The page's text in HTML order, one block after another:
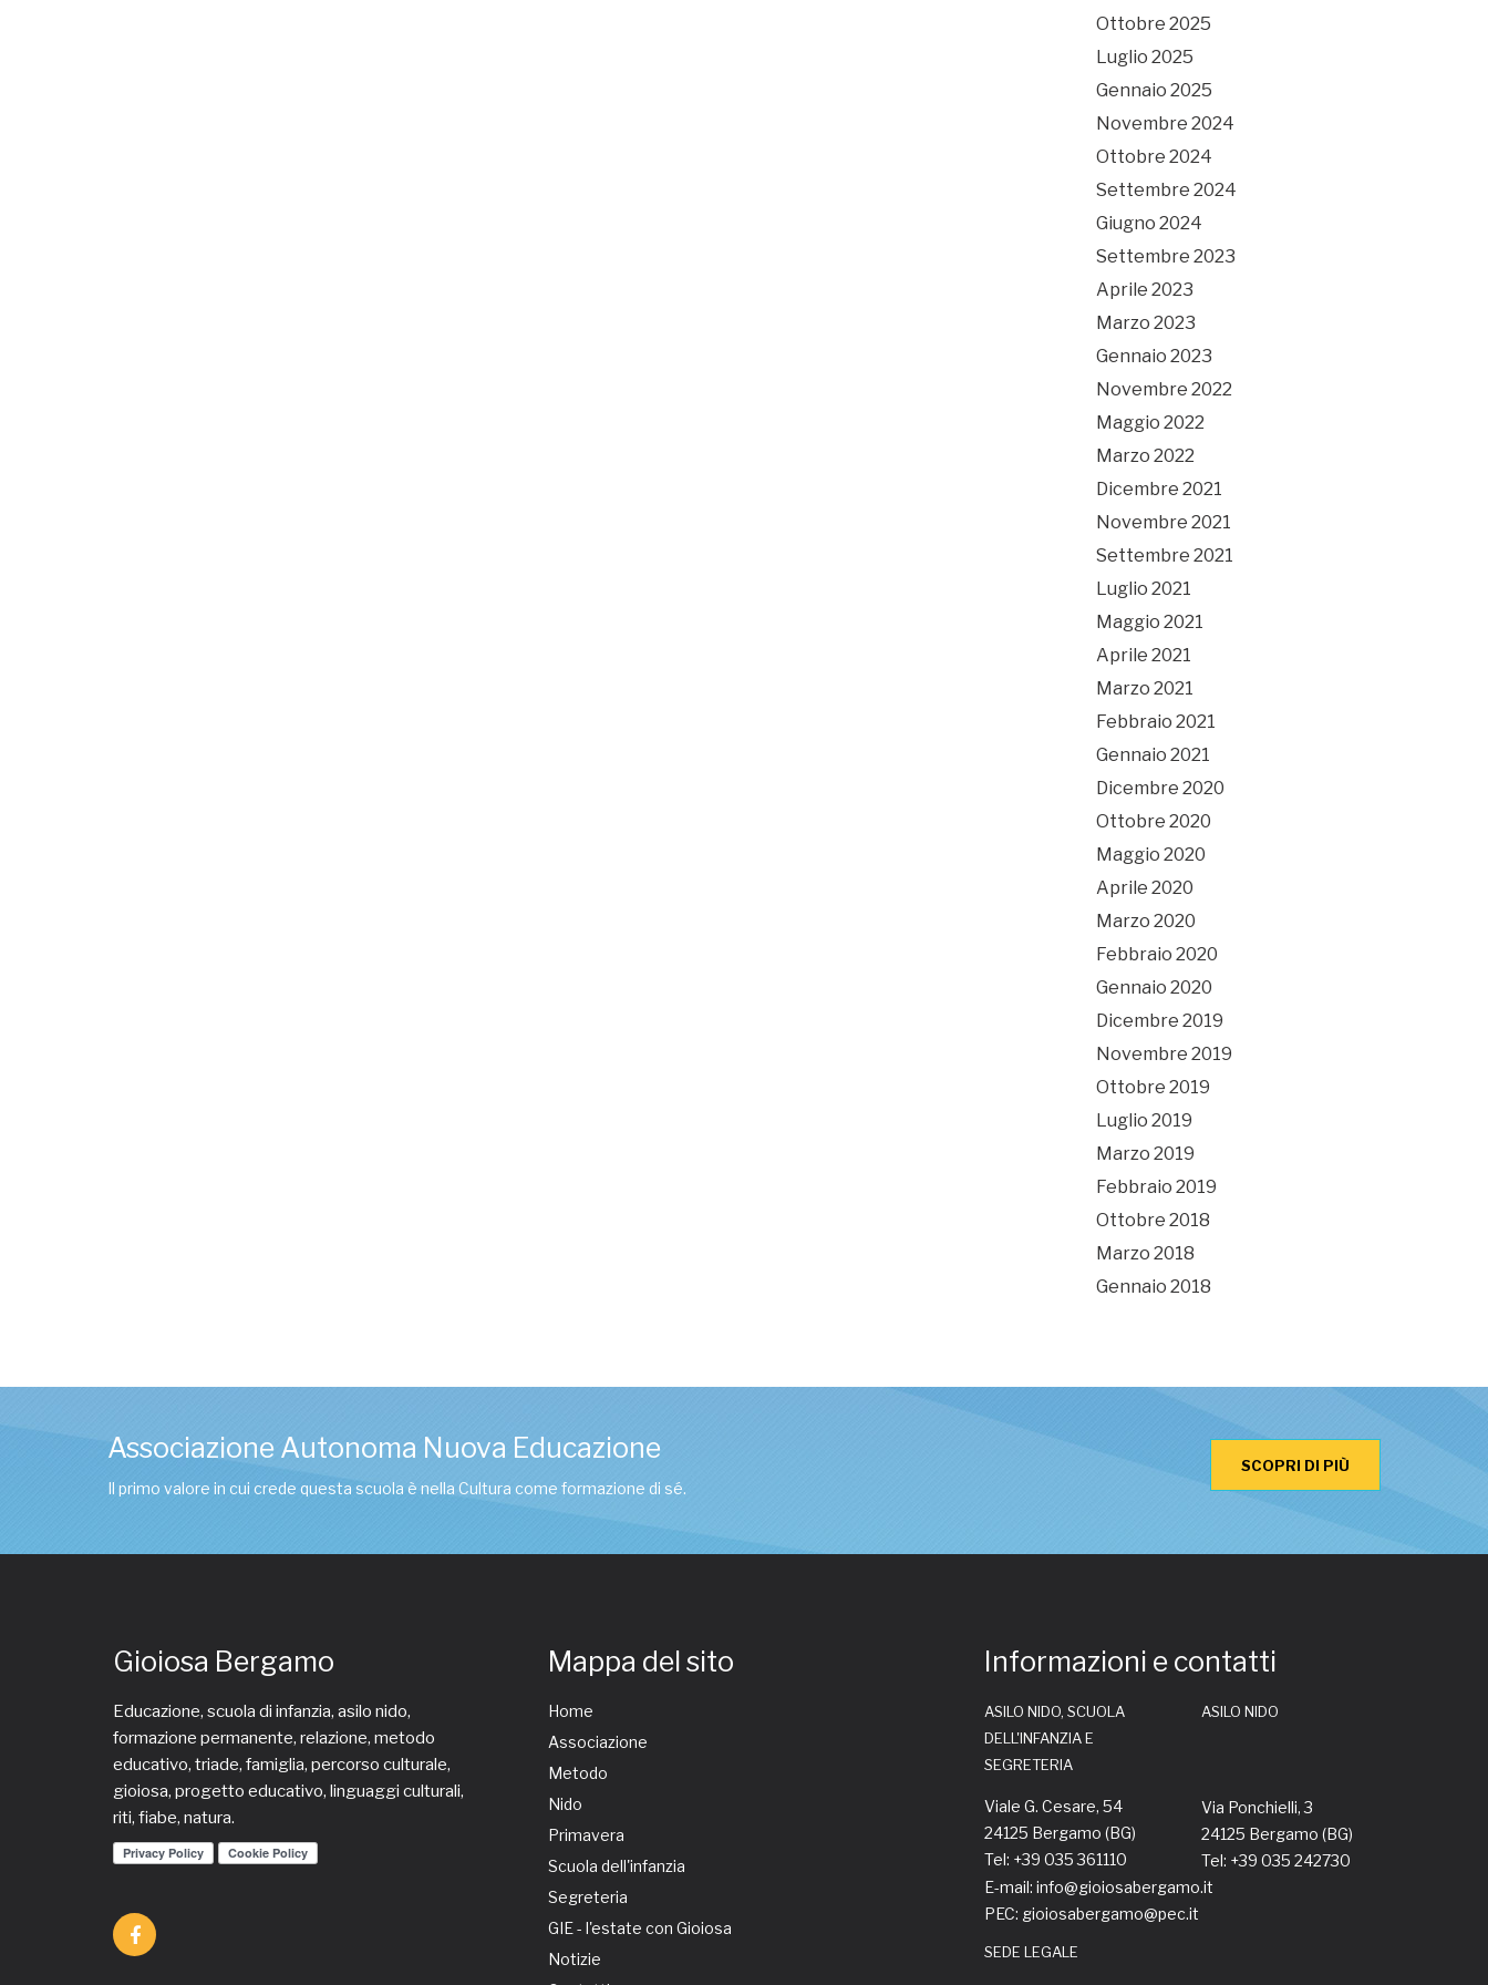
Ottobre 2025
Luglio 2025
Gennaio 2025
Novembre 2024
Ottobre 2024
Settembre 2024
Giugno 2024
Settembre 2023
Aprile 2023
Marzo 2023
Gennaio 2023
Novembre 2022
Maggio 2022
Marzo 2022
Dicembre 2021
Novembre 2021
Settembre 2021
Luglio 2021
Maggio 2021
Aprile 2021
Marzo 2021
Febbraio 2021
Gennaio 2021
Dicembre 2020
Ottobre 2020
Maggio 2020
Aprile 2020
Marzo 2020
Febbraio 2020
Gennaio 2020
Dicembre 2019
Novembre 2019
Ottobre 2019
Luglio 2019
Marzo 2019
Febbraio 2019
Ottobre 2018
Marzo 2018
Gennaio 2018
Associazione Autonoma Nuova Educazione
Il primo valore in cui crede questa scuola è nella Cultura come formazione di sé.
SCOPRI DI PIÙ
Gioiosa Bergamo
Educazione, scuola di infanzia, asilo nido,
formazione permanente, relazione, metodo
educativo, triade, famiglia, percorso culturale,
gioiosa, progetto educativo, linguaggi culturali,
riti, fiabe, natura.
Mappa del sito
Home
Associazione
Metodo
Nido
Primavera
Scuola dell'infanzia
Segreteria
GIE - l'estate con Gioiosa
Notizie
Informazioni e contatti
ASILO NIDO, SCUOLA
DELL'INFANZIA E
SEGRETERIA
Viale G. Cesare, 54
24125 Bergamo (BG)
Tel: +39 035 361110
ASILO NIDO
Via Ponchielli, 3
24125 Bergamo (BG)
Tel: +39 035 242730
E-mail: info@gioiosabergamo.it
PEC: gioiosabergamo@pec.it
SEDE LEGALE